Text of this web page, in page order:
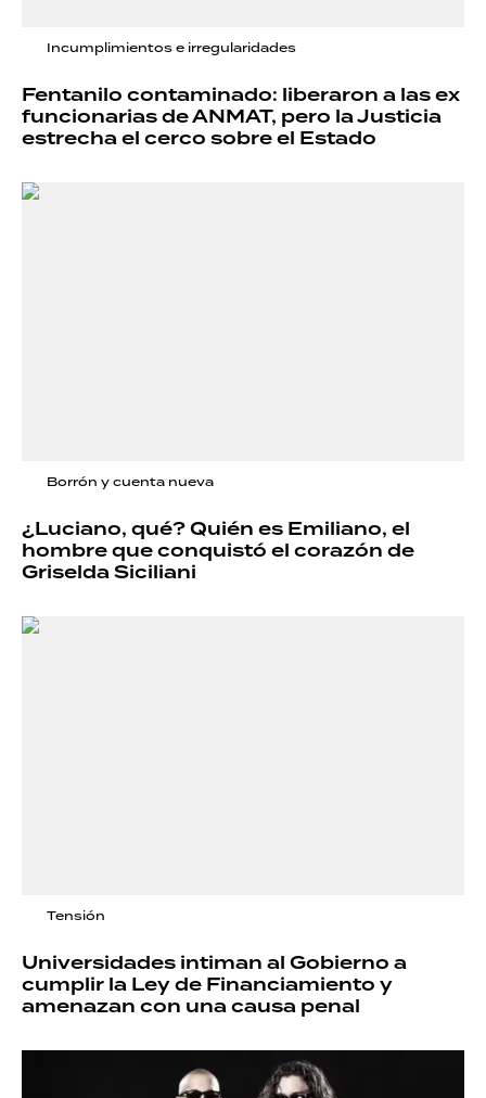
Incumplimientos e irregularidades
Fentanilo contaminado: liberaron a las ex
funcionarias de ANMAT, pero la Justicia
estrecha el cerco sobre el Estado
Borrón y cuenta nueva
¿Luciano, qué? Quién es Emiliano, el
hombre que conquistó el corazón de
Griselda Siciliani
Tensión
Universidades intiman al Gobierno a
cumplir la Ley de Financiamiento y
amenazan con una causa penal